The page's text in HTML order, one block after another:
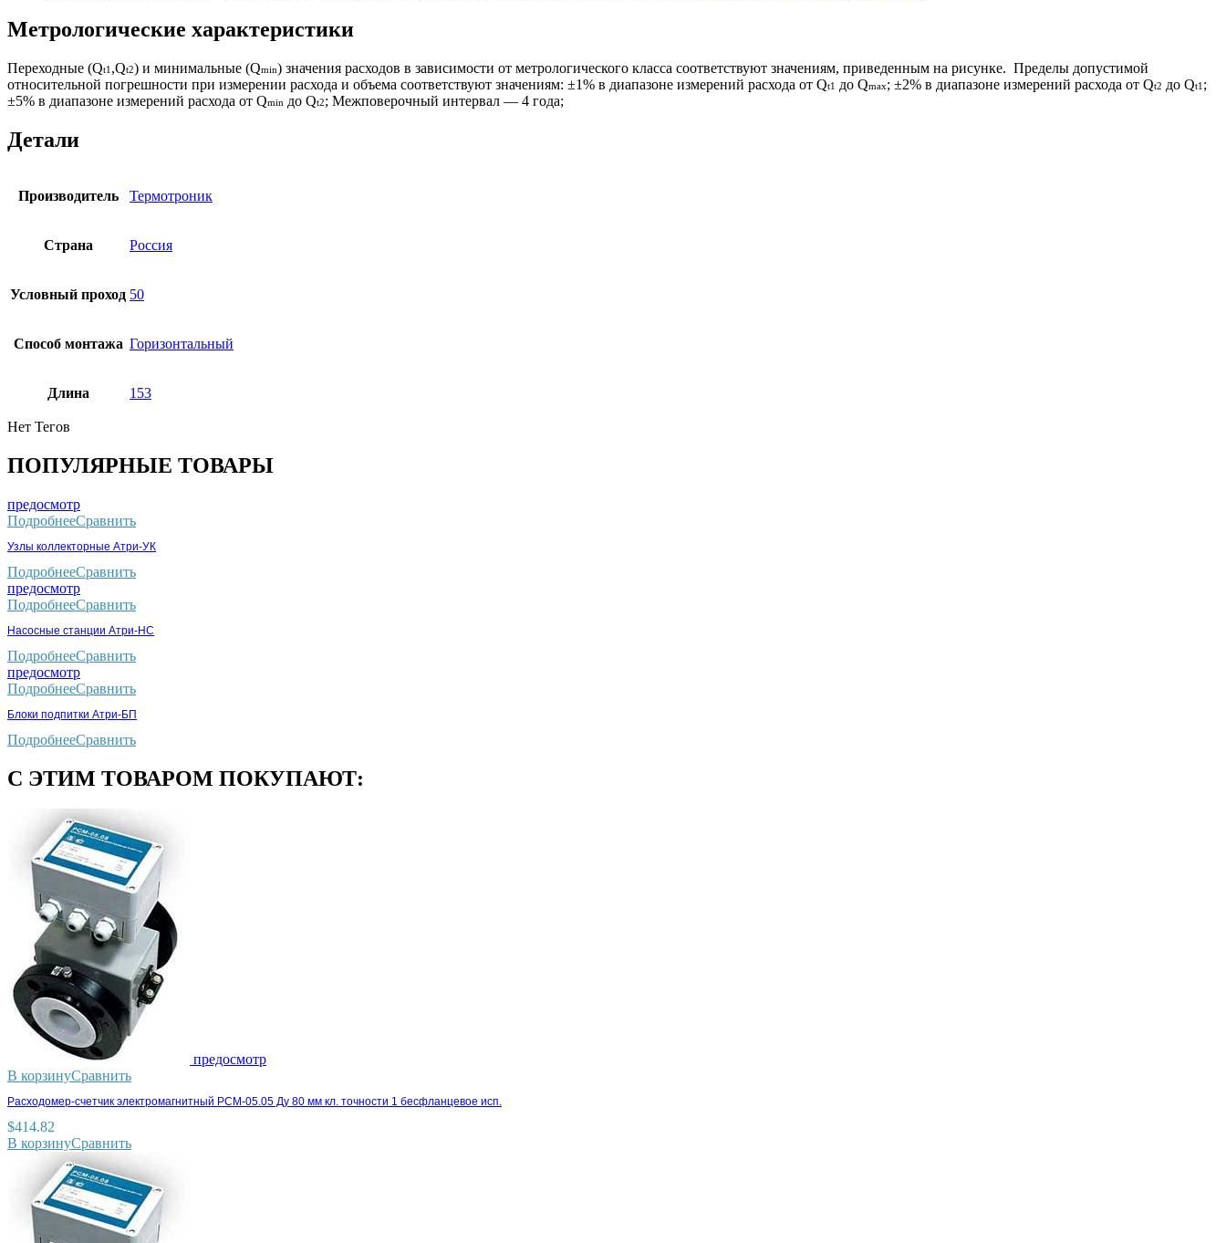
Метрологические характеристики
Переходные (Qt1 ,Qt2) и минимальные (Qmin) значения расходов в зависимости от метрологического класса соответствуют значениям, приведенным на рисунке. Пределы допустимой
относительной погрешности при измерении расхода и объема соответствуют значениям: ±1% в диапазоне измерений расхода от Qt1 до Qmax; ±2% в диапазоне измерений расхода от Qt2 до Qt1 ;
±5% в диапазоне измерений расхода от Qmin до Qt2; Межповерочный интервал ― 4 года;
Детали
Производитель Термотроник
Страна Россия
Условный проход 50
Способ монтажа Горизонтальный
Длина 153
Нет Тегов
ПОПУЛЯРНЫЕ ТОВАРЫ
предосмотр
ПодробнееСравнить
Узлы коллекторные Атри-УК
ПодробнееСравнить
предосмотр
ПодробнееСравнить
Насосные станции Атри-НС
ПодробнееСравнить
предосмотр
ПодробнееСравнить
Блоки подпитки Атри-БП
ПодробнееСравнить
С ЭТИМ ТОВАРОМ ПОКУПАЮТ:
предосмотр
В корзинуСравнить
Расходомер-счетчик электромагнитный РСМ-05.05 Ду 80 мм кл. точности 1 бесфланцевое исп.
$414.82
В корзинуСравнить